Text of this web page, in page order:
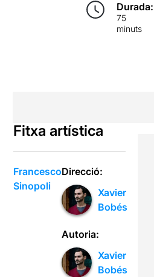
Durada:
75
minuts
Fitxa artística
Francesco
Sinopoli
Direcció:
Xavier
Bobés
Autoria:
Xavier
Bobés